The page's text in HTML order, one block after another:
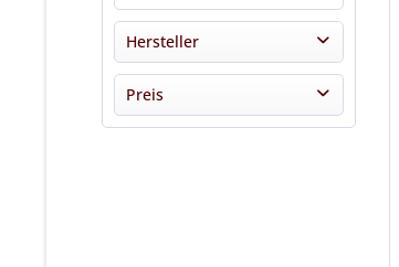
Hersteller
MELITHERM
Thomas apiculture
Preis